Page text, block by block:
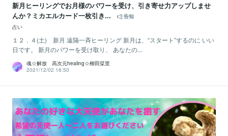
新月ヒーリングでお月様のパワーを受け、引き寄せ力アップしませ
んか？ミカエルカード一枚引き...
告知
占い
１２．４(土) 新月 遠隔一斉ヒーリング 新月は、“スタート”するのに いい
日です。 新月のパワーを受け取り、 あなたの...
魂☆解放 高次元healing☆柳田栞里
2021/12/02 16:50